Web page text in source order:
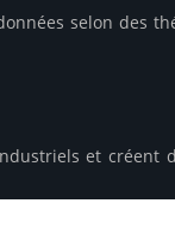
selon des
et créent